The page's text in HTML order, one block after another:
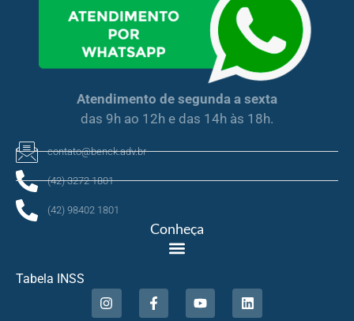
Atendimento de segunda a sexta
das 9h ao 12h e das 14h às 18h.
contato@benck.adv.br
(42) 3272 1801
(42) 98402 1801
Conheça
Tabela INSS